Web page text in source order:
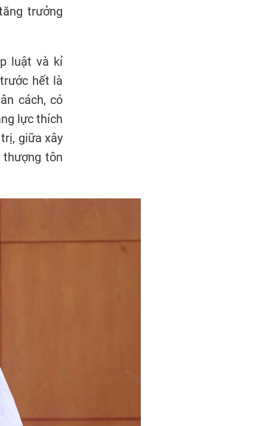
trưởng
luật và kỉ
hết là
cách, có
lực thích
giữa xây
thượng tôn